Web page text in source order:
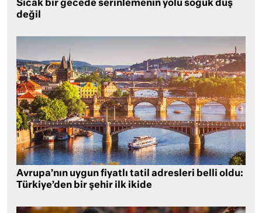
Sıcak bir gecede serinlemenin yolu soğuk duş
değil
Avrupa’nın uygun fiyatlı tatil adresleri belli oldu:
Türkiye’den bir şehir ilk ikide